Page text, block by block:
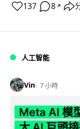
137 8 ↗
人工智能
Vin 7 小時
Meta AI 模